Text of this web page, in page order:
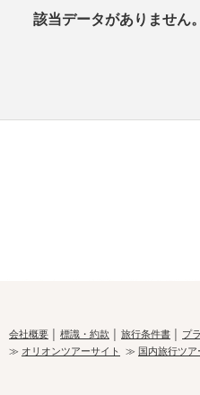
該当データがありません
会社概要 標識・約款 旅行条件書 プ
≫ オリオンツアーサイト ≫ 国内旅行ツア